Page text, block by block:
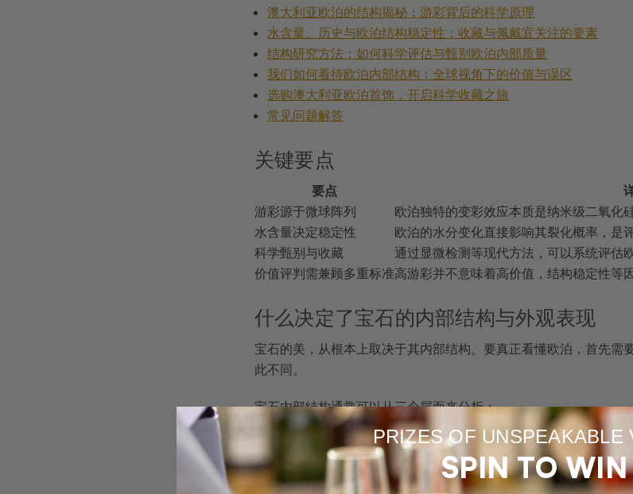
澳大利亚欧泊的结构揭秘：游彩背后的科学原理
水含量、历史与欧泊结构稳定性：收藏与佩戴宜关注的要素
结构研究方法：如何科学评估与甄别欧泊内部质量
我们如何看待欧泊内部结构：全球视角下的价值与误区
选购澳大利亚欧泊首饰，开启科学收藏之旅
常见问题解答
关键要点
要点
游彩源于微球阵列
欧泊独特的变彩效应本质是纳米级二氧化
水含量决定稳定性
欧泊的水分变化直接影响其裂化概率，是
科学甄别与收藏
通过显微检测等现代方法，可以系统评估
价值评判需兼顾多重标准高游彩并不意味着高价值，结构稳定性等
什么决定了宝石的内部结构与外观表现
宝石的美，从根本上取决于其内部结构。要真正看懂欧泊，首先
此不同。
宝石内部结构通常可以从三个层面来分析：
原子和分子结构：这一层面决定宝石的化学组成与硬度。钻石由
则由氧化铝晶体构成，含有微量铬或铁等杂质决定颜色。
纳米和微观结构
：这一层面在欧泊中尤为关键。欧泊内部并非
PRIZES OF UNSPEAKABLE
SPIN TO WIN